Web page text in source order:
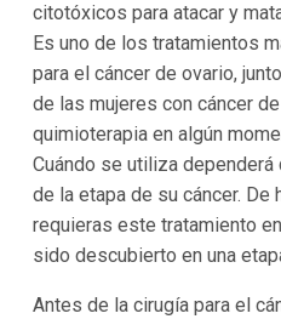
citotóxicos para atacar y
Es uno de los tratamientos
para el cáncer de ovario,
de las mujeres con cáncer
quimioterapia en algún
Cuándo se utiliza
de la etapa de su cáncer. De
requieras este tratamiento
sido descubierto en una
Antes de la cirugía para el